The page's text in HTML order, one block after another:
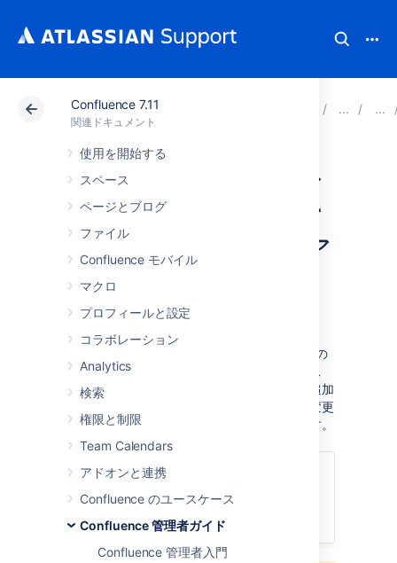
Confluence 7.11
関連ドキュメント
使用を開始する
スペース
ページとブログ
ファイル
Confluence モバイル
マクロ
プロフィールと設定
コラボレーション
Analytics
検索
権限と制限
Team Calendars
アドオンと連携
Confluence のユースケース
Confluence 管理者ガイド
Confluence 管理者入門
アトラシアン サポート
カスタマイズ済み
のサイトとスペー
ス レイアウトのア
ップグレード
Confluence の進化に伴い、それぞれのページの
レンダリングを促す、既定のサイトとスペース
レイアウトも進化しています。新しい機能が追加
され、現在の機能が変更されると、これらの変更
に対応するよう既定レイアウトも変更されます。
関連ページ
サイトおよびスペース レイアウトの
カスタマイズ